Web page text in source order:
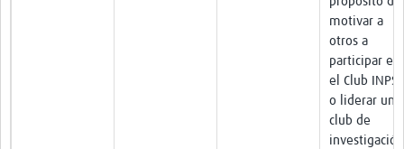
motivar a
otros a
participar en
el Club INPSI,
o liderar un
club de
investigación